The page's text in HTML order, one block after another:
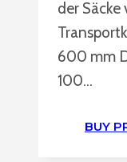
der Säcke
600 mm
100…
BUY